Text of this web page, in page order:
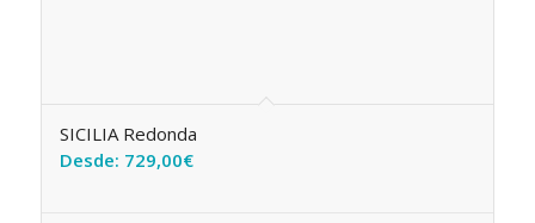
SICILIA Redonda
Desde: 729,00€